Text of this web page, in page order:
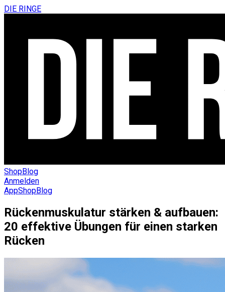
DIE RINGE
ShopBlog
Anmelden
AppShopBlog
Rückenmuskulatur stärken & aufbauen:
20 effektive Übungen für einen starken
Rücken